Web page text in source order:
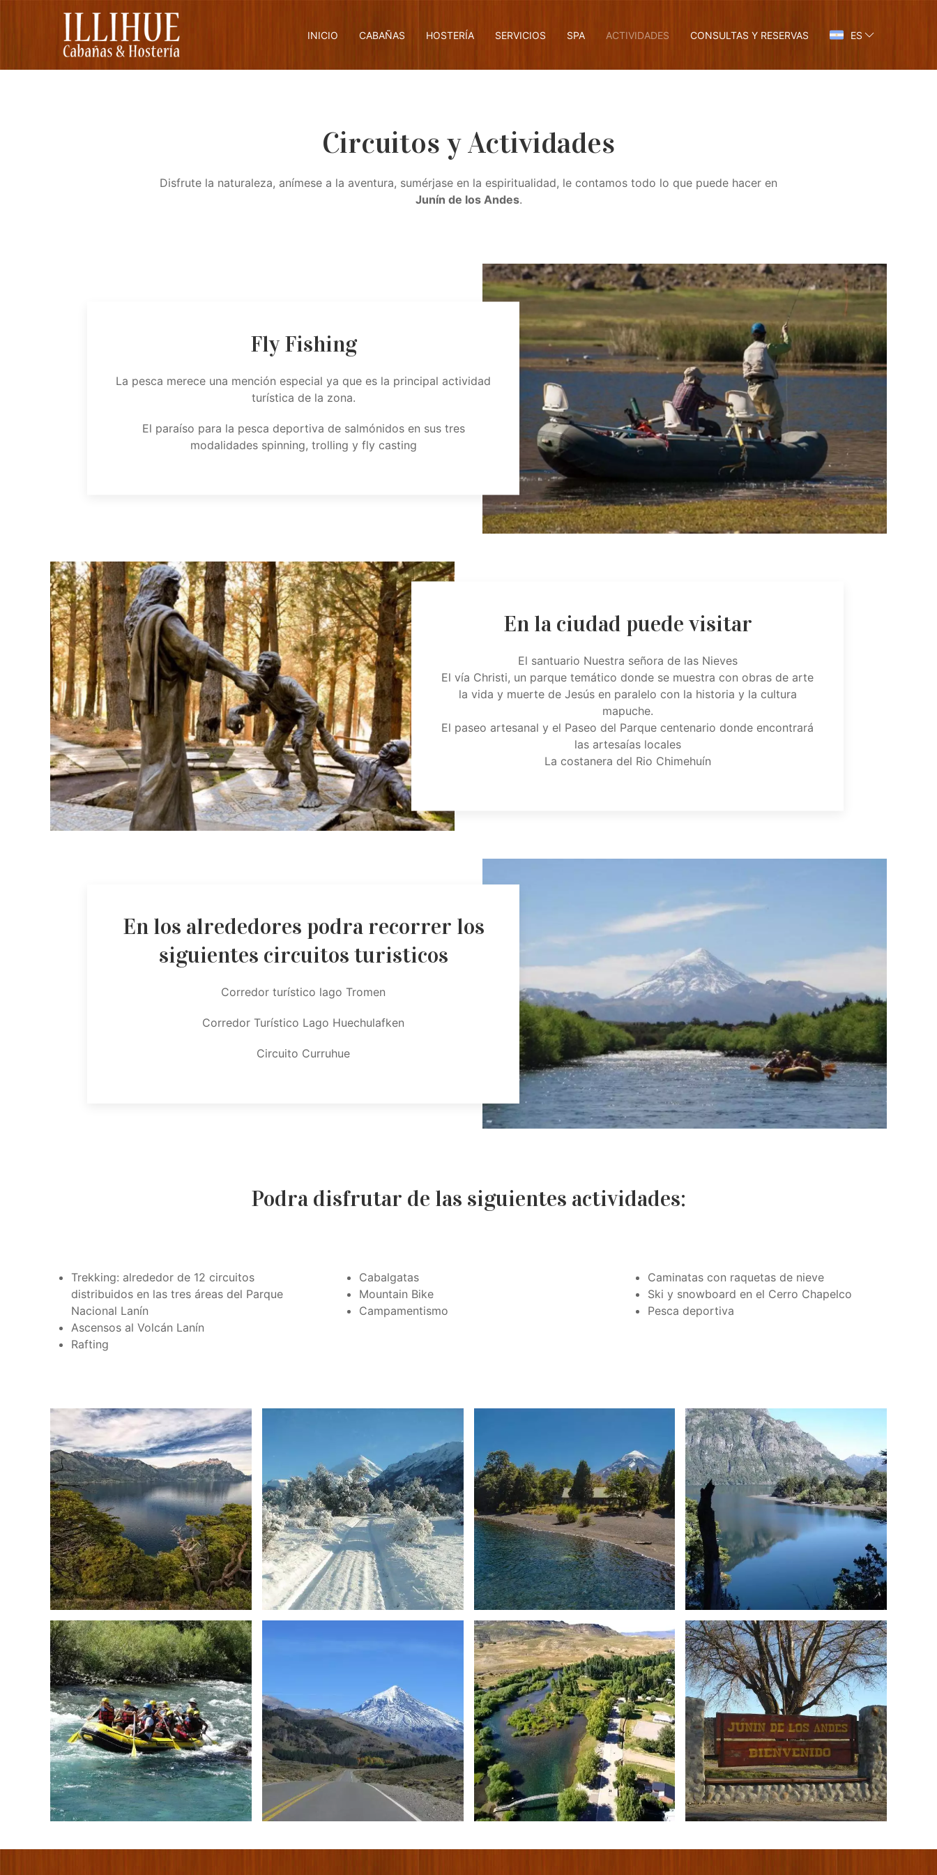
INICIO CABAÑAS HOSTERÍA SERVICIOS SPA ACTIVIDADES CONSULTAS Y RESERVAS ES
Circuitos y Actividades
Disfrute la naturaleza, anímese a la aventura, sumérjase en la espiritualidad, le contamos todo lo que puede hacer en
Junín de los Andes.
Fly Fishing
La pesca merece una mención especial ya que es la principal actividad
turística de la zona.
El paraíso para la pesca deportiva de salmónidos en sus tres
modalidades spinning, trolling y fly casting
En la ciudad puede visitar
El santuario Nuestra señora de las Nieves
El vía Christi, un parque temático donde se muestra con obras de arte
la vida y muerte de Jesús en paralelo con la historia y la cultura
mapuche.
El paseo artesanal y el Paseo del Parque centenario donde encontrará
las artesaías locales
La costanera del Rio Chimehuín
En los alrededores podra recorrer los
siguientes circuitos turisticos
Corredor turístico lago Tromen
Corredor Turístico Lago Huechulafken
Circuito Curruhue
Podra disfrutar de las siguientes actividades:
Trekking: alrededor de 12 circuitos
distribuidos en las tres áreas del Parque
Nacional Lanín
Ascensos al Volcán Lanín
Rafting
Cabalgatas
Mountain Bike
Campamentismo
Caminatas con raquetas de nieve
Ski y snowboard en el Cerro Chapelco
Pesca deportiva